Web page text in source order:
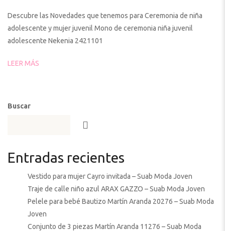
Descubre las Novedades que tenemos para Ceremonia de niña
adolescente y mujer juvenil Mono de ceremonia niña juvenil
adolescente Nekenia 2421101
LEER MÁS
Buscar
Entradas recientes
Vestido para mujer Cayro invitada – Suab Moda Joven
Traje de calle niño azul ARAX GAZZO – Suab Moda Joven
Pelele para bebé Bautizo Martín Aranda 20276 – Suab Moda
Joven
Conjunto de 3 piezas Martín Aranda 11276 – Suab Moda